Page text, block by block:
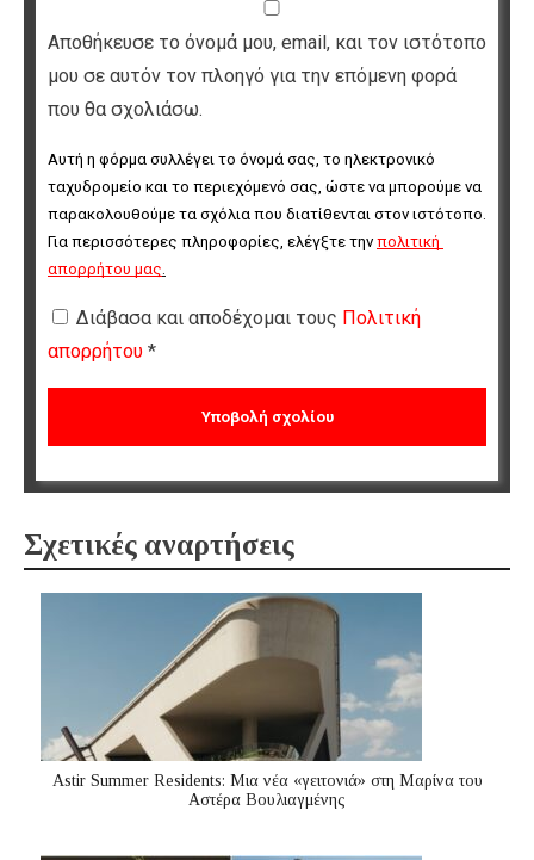
Αποθήκευσε το όνομά μου, email, και τον ιστότοπο
μου σε αυτόν τον πλοηγό για την επόμενη φορά
που θα σχολιάσω.
Αυτή η φόρμα συλλέγει το όνομά σας, το ηλεκτρονικό
ταχυδρομείο και το περιεχόμενό σας, ώστε να μπορούμε να
παρακολουθούμε τα σχόλια που διατίθενται στον ιστότοπο.
Για περισσότερες πληροφορίες, ελέγξτε την πολιτική
απορρήτου μας.
Διάβασα και αποδέχομαι τους Πολιτική
απορρήτου *
Σχετικές αναρτήσεις
Astir Summer Residents: Μια νέα «γειτονιά» στη Μαρίνα του
Αστέρα Βουλιαγμένης